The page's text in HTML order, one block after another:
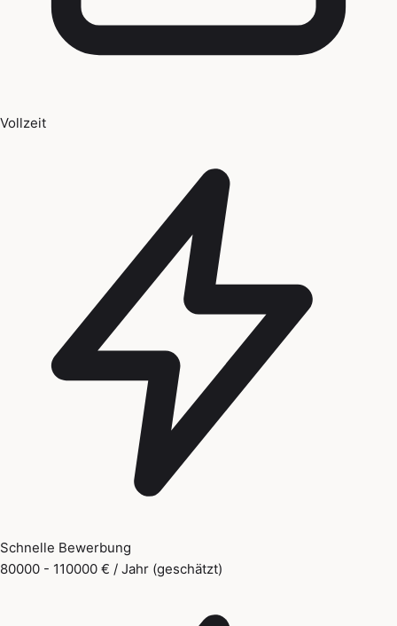
Vollzeit
Schnelle Bewerbung
80000 - 110000 € / Jahr (geschätzt)